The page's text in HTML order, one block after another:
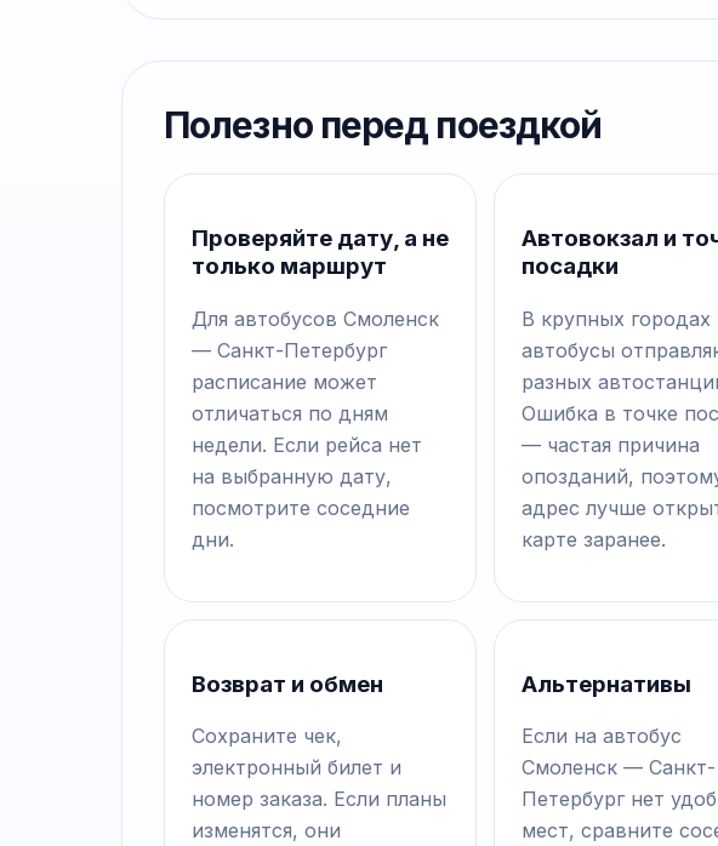
Полезно перед поездкой
Проверяйте дату, а не
только маршрут
Для автобусов Смоленск
— Санкт-Петербург
расписание может
отличаться по дням
недели. Если рейса нет
на выбранную дату,
посмотрите соседние
дни.
Автовокзал и
посадки
В крупных городах
автобусы
разных
Ошибка в точке
— частая причина
опозданий,
адрес лучше
карте заранее.
Возврат и обмен
Сохраните чек,
электронный билет и
номер заказа. Если планы
изменятся, они
Альтернативы
Если на автобус
Смоленск — Санкт-
Петербург нет
мест, сравните